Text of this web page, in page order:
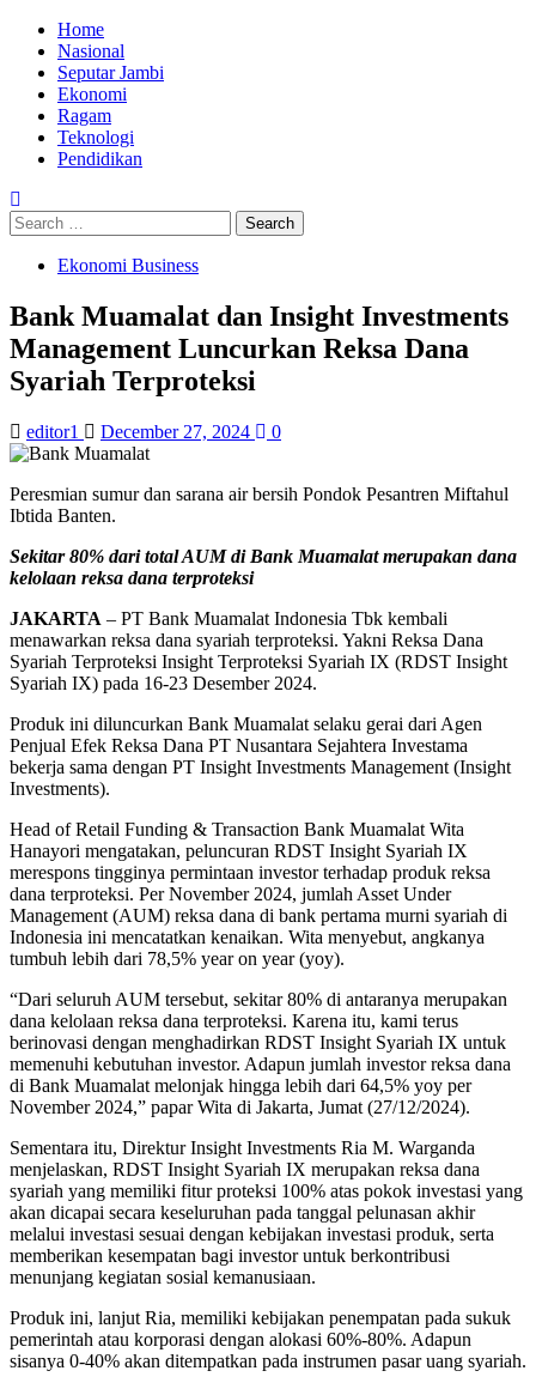
Skip
content
Primary
Menu
Home
Nasional
Seputar Jambi
Ekonomi
Ragam
Teknologi
Pendidikan
Search
for:
Ekonomi Business
Bank Muamalat dan Insight Investments
Management Luncurkan Reksa Dana
Syariah Terproteksi
editor1 December 27, 2024 0
Peresmian sumur dan sarana air bersih Pondok Pesantren Miftahul
Ibtida Banten.
Sekitar 80% dari total AUM di Bank Muamalat merupakan dana
kelolaan reksa dana terproteksi
JAKARTA – PT Bank Muamalat Indonesia Tbk kembali
menawarkan reksa dana syariah terproteksi. Yakni Reksa Dana
Syariah Terproteksi Insight Terproteksi Syariah IX (RDST Insight
Syariah IX) pada 16-23 Desember 2024.
Produk ini diluncurkan Bank Muamalat selaku gerai dari Agen
Penjual Efek Reksa Dana PT Nusantara Sejahtera Investama
bekerja sama dengan PT Insight Investments Management (Insight
Investments).
Head of Retail Funding & Transaction Bank Muamalat Wita
Hanayori mengatakan, peluncuran RDST Insight Syariah IX
merespons tingginya permintaan investor terhadap produk reksa
dana terproteksi. Per November 2024, jumlah Asset Under
Management (AUM) reksa dana di bank pertama murni syariah di
Indonesia ini mencatatkan kenaikan. Wita menyebut, angkanya
tumbuh lebih dari 78,5% year on year (yoy).
“Dari seluruh AUM tersebut, sekitar 80% di antaranya merupakan
dana kelolaan reksa dana terproteksi. Karena itu, kami terus
berinovasi dengan menghadirkan RDST Insight Syariah IX untuk
memenuhi kebutuhan investor. Adapun jumlah investor reksa dana
di Bank Muamalat melonjak hingga lebih dari 64,5% yoy per
November 2024,” papar Wita di Jakarta, Jumat (27/12/2024).
Sementara itu, Direktur Insight Investments Ria M. Warganda
menjelaskan, RDST Insight Syariah IX merupakan reksa dana
syariah yang memiliki fitur proteksi 100% atas pokok investasi yang
akan dicapai secara keseluruhan pada tanggal pelunasan akhir
melalui investasi sesuai dengan kebijakan investasi produk, serta
memberikan kesempatan bagi investor untuk berkontribusi
menunjang kegiatan sosial kemanusiaan.
Produk ini, lanjut Ria, memiliki kebijakan penempatan pada sukuk
pemerintah atau korporasi dengan alokasi 60%-80%. Adapun
sisanya 0-40% akan ditempatkan pada instrumen pasar uang syariah.